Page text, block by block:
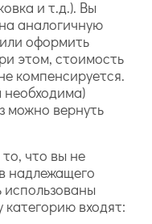
и т.д.). Вы
аналогичную
оформить
этом, стоимость
компенсируется.
можно вернуть
что вы не
надлежащего
использованы
категорию входят: